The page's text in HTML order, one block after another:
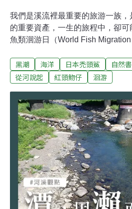
我們是溪流裡最重要的旅游一族
的重要資產，一生的旅程中，卻
魚類洄游日（World Fish
鯊」，但其實是吃素的，吃的是石
小。所以你也可以叫我「日本瓢鰭
的。我們是台灣上百種河海洄游魚
之一，可不是只有鮭魚才返鄉，「
靠胸鰭癒合的吸盤貼著潮濕的石塊
我能翻山越嶺深入山區溪流。旅途
有夥伴可能累死在湍流中、也可能
吃掉。而若你們又讓溪流乾掉的話
畫面中的我們，在今天早上還是半
們曾聽過的「紅頭魩仔」。其實在
之前，我們出生在島
黑潮 海洋 日本禿頭鯊 自然
從河說起
紅頭魩仔 洄游